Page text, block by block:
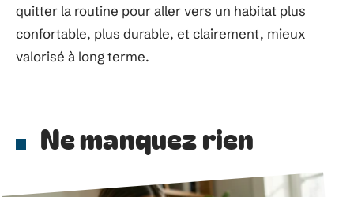
quitter la routine pour aller vers un habitat plus
confortable, plus durable, et clairement, mieux
valorisé à long terme.
Ne manquez rien